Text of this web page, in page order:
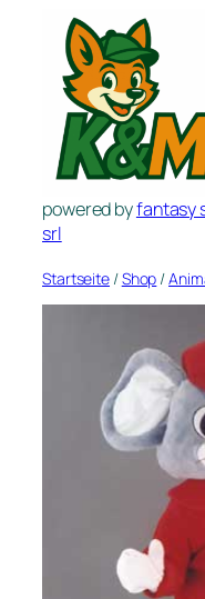
springen
powered byfantasy
srl
Startseite /Shop /